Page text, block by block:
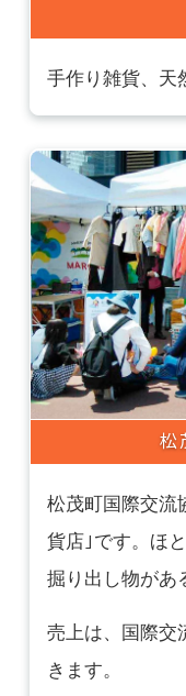
手作り雑貨、天
松
松茂町国際交流
貨店｣です。 ほ
掘り出し物があ
売上は、国際交
きます。